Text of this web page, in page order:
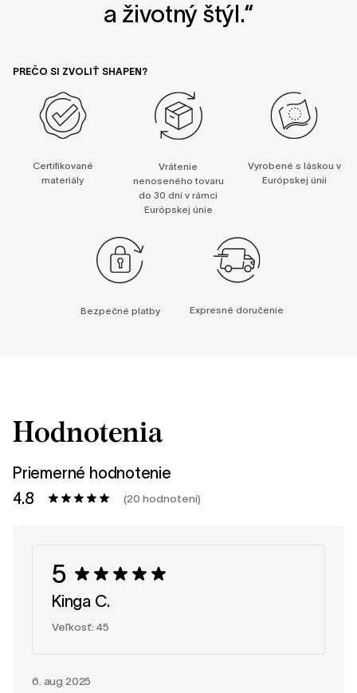
a životný štýl.“
PREČO SI ZVOLIŤ SHAPEN?
Certifikované
materiály
Vrátenie
nenoseného tovaru
do 30 dní v rámci
Európskej únie
Vyrobené s láskou v
Európskej únii
Bezpečné platby Expresné doručenie
Hodnotenia
Priemerné hodnotenie
4.8
(20 hodnotení)
5
Kinga C.
Veľkosť: 45
6. aug 2025